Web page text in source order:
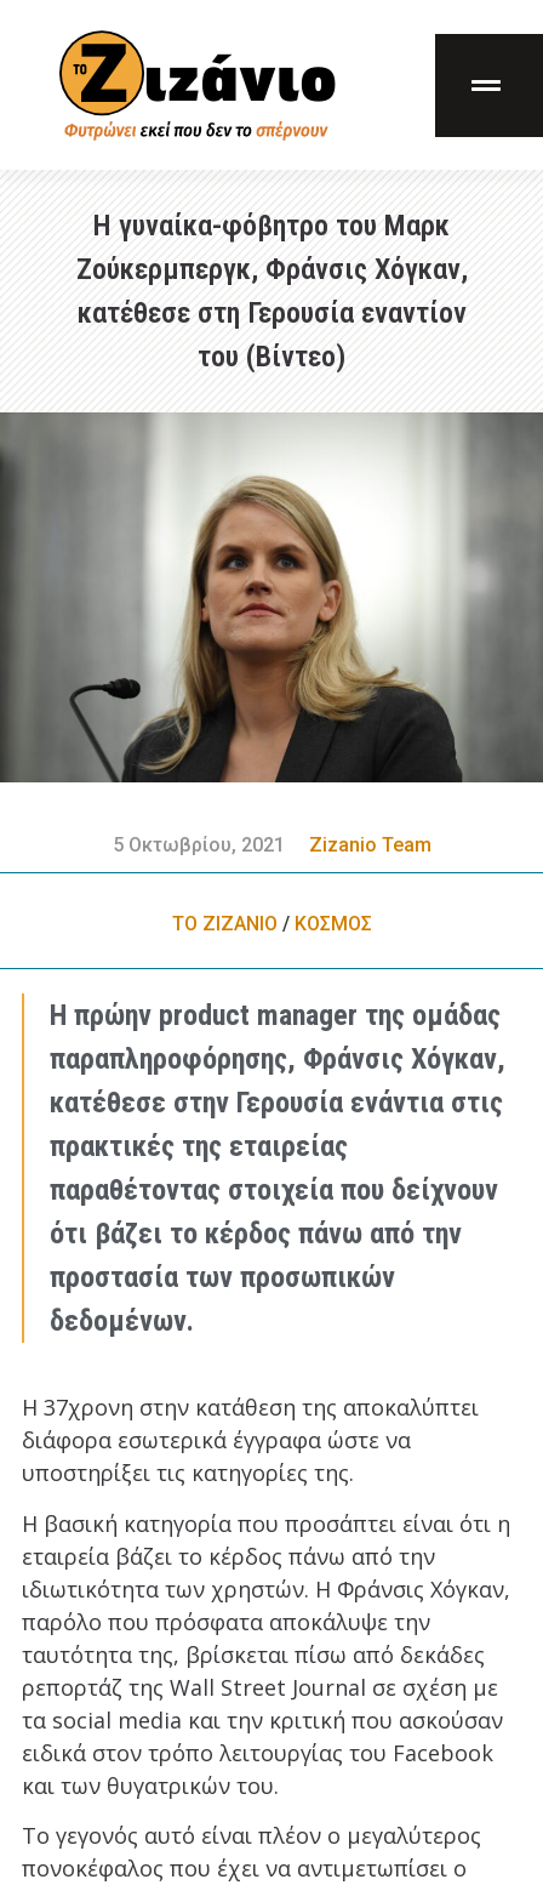
Η γυναίκα-φόβητρο του Μαρκ
Ζούκερμπεργκ, Φράνσις Χόγκαν,
κατέθεσε στη Γερουσία εναντίον
του (Βίντεο)
5 Οκτωβρίου, 2021 Zizanio Team
ΤΟ ΖΙΖΑΝΙΟ / ΚΟΣΜΟΣ
Η πρώην product manager της ομάδας
παραπληροφόρησης, Φράνσις Χόγκαν,
κατέθεσε στην Γερουσία ενάντια στις
πρακτικές της εταιρείας
παραθέτοντας στοιχεία που δείχνουν
ότι βάζει το κέρδος πάνω από την
προστασία των προσωπικών
δεδομένων.
Η 37χρονη στην κατάθεση της αποκαλύπτει
διάφορα εσωτερικά έγγραφα ώστε να
υποστηρίξει τις κατηγορίες της.
Η βασική κατηγορία που προσάπτει είναι ότι η
εταιρεία βάζει το κέρδος πάνω από την
ιδιωτικότητα των χρηστών. Η Φράνσις Χόγκαν,
παρόλο που πρόσφατα αποκάλυψε την
ταυτότητα της, βρίσκεται πίσω από δεκάδες
ρεπορτάζ της Wall Street Journal σε σχέση με
τα social media και την κριτική που ασκούσαν
ειδικά στον τρόπο λειτουργίας του Facebook
και των θυγατρικών του.
Το γεγονός αυτό είναι πλέον ο μεγαλύτερος
πονοκέφαλος που έχει να αντιμετωπίσει ο